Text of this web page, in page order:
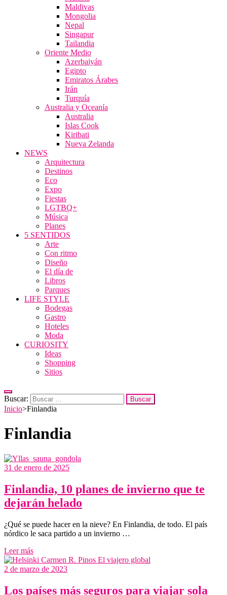
Maldivas
Mongolia
Nepal
Singapur
Tailandia
Oriente Medio
Azerbaiyán
Egipto
Emiratos Árabes
Irán
Turquía
Australia y Oceanía
Australia
Islas Cook
Kiribati
Nueva Zelanda
NEWS
Arquitectura
Destinos
Eco
Expo
Fiestas
LGTBQ+
Música
Planes
5 SENTIDOS
Arte
Con ritmo
Diseño
El día de
Libros
Parques
LIFE STYLE
Bodegas
Gastro
Hoteles
Moda
CURIOSITY
Ideas
Shopping
Sitios
Buscar:
Inicio>Finlandia
Finlandia
31 de enero de 2025
Finlandia, 10 planes de invierno que te
dejarán helado
¿Qué se puede hacer en la nieve? En Finlandia, de todo. El país
nórdico le saca partido a un invierno …
Leer más
2 de marzo de 2023
Los países más seguros para viajar sola